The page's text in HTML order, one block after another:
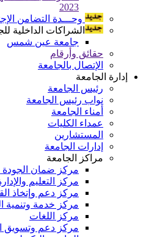
2023
وحـــدة التضامن
الشراكات الداخلية
جامعة عين شمس
حقائق وأرقام
الإتصال بالجامعة
إدارة الجامعة
رئيس الجامعة
نواب رئيس الجامعة
أمناء الجامعة
عمداء الكليات
المستشارين
إدارات الجامعة
مراكز الجامعة
مركز ضمان الجودة
مركز التعليم
مركز دعم وإتخاذ
مركز خدمة وتنمية
مركز اللغات
مركز دعم وتسويق